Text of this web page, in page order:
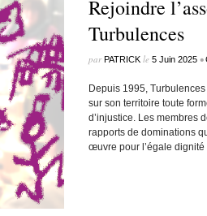
Rejoindre
Turbulences
parPATRICKle 5 Juin 2025 •
Depuis 1995,
sur son territoire toute
d’injustice. Les membres
rapports de dominations
œuvre pour l’égale dignité